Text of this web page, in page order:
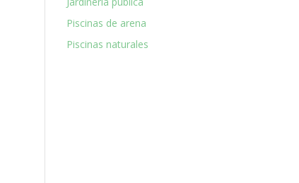
Piscinas de arena
Piscinas naturales